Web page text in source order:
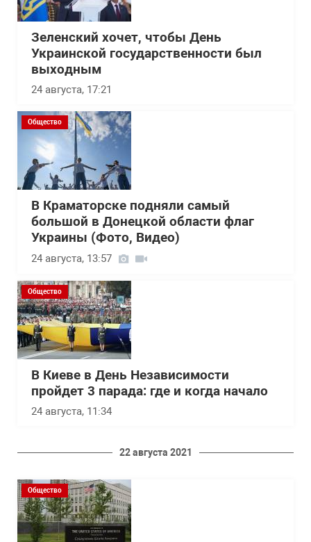
Зеленский хочет, чтобы День
Украинской государственности был
выходным
24 августа, 17:21
Общество
В Краматорске подняли самый
большой в Донецкой области флаг
Украины (Фото, Видео)
24 августа, 13:57
Общество
В Киеве в День Независимости
пройдет 3 парада: где и когда начало
24 августа, 11:34
22 августа 2021
Общество